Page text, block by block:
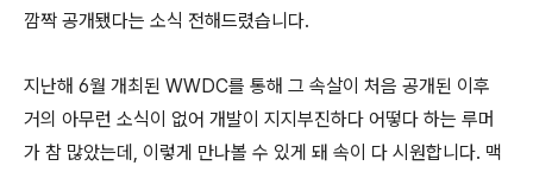
깜짝 공개됐다는 소식 전해드렸습니다.
지난해 6월 개최된 WWDC를 통해 그 속살이 처음 공개된 이후
거의 아무런 소식이 없어 개발이 지지부진하다 어떻다 하는 루머
가 참 많았는데, 이렇게 만나볼 수 있게 돼 속이 다 시원합니다. 맥